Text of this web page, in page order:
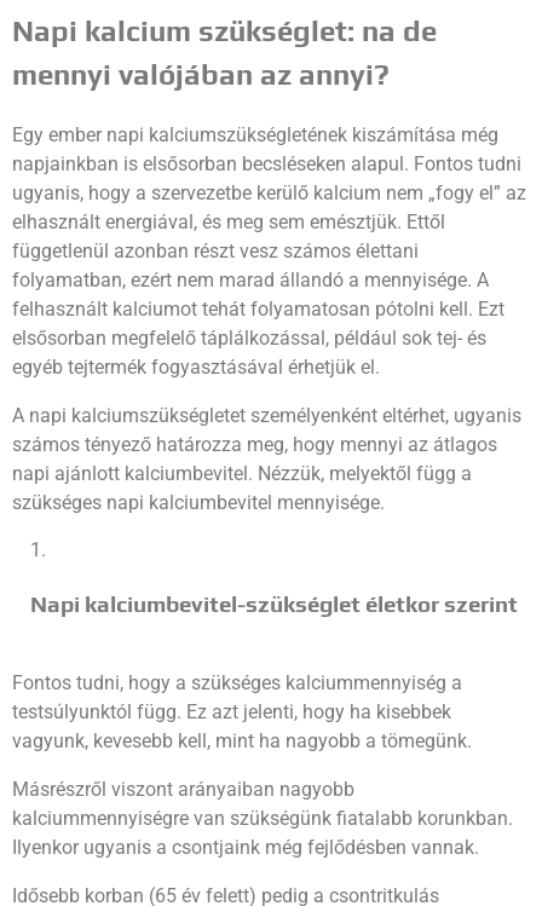
Napi kalcium szükséglet: na de
mennyi valójában az annyi?
Egy ember napi kalciumszükségletének kiszámítása még
napjainkban is elsősorban becsléseken alapul. Fontos tudni
ugyanis, hogy a szervezetbe kerülő kalcium nem „fogy el” az
elhasznált energiával, és meg sem emésztjük. Ettől
függetlenül azonban részt vesz számos élettani
folyamatban, ezért nem marad állandó a mennyisége. A
felhasznált kalciumot tehát folyamatosan pótolni kell. Ezt
elsősorban megfelelő táplálkozással, például sok tej- és
egyéb tejtermék fogyasztásával érhetjük el.
A napi kalciumszükségletet személyenként eltérhet, ugyanis
számos tényező határozza meg, hogy mennyi az átlagos
napi ajánlott kalciumbevitel. Nézzük, melyektől függ a
szükséges napi kalciumbevitel mennyisége.
Napi kalciumbevitel-szükséglet életkor szerint
Fontos tudni, hogy a szükséges kalciummennyiség a
testsúlyunktól függ. Ez azt jelenti, hogy ha kisebbek
vagyunk, kevesebb kell, mint ha nagyobb a tömegünk.
Másrészről viszont arányaiban nagyobb
kalciummennyiségre van szükségünk fiatalabb korunkban.
Ilyenkor ugyanis a csontjaink még fejlődésben vannak.
Idősebb korban (65 év felett) pedig a csontritkulás